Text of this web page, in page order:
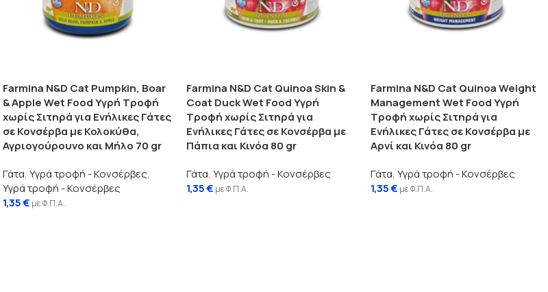
Farmina N&D Cat Pumpkin, Boar
& Apple Wet Food Υγρή Τροφή
χωρίς Σιτηρά για Ενήλικες Γάτες
σε Κονσέρβα με Κολοκύθα,
Αγριογούρουνο και Μήλο 70 gr
Γάτα, Υγρά τροφή - Κονσέρβες,
Υγρά τροφή - Κονσέρβες
1,35€ με Φ.Π.Α.
Farmina N&D Cat Quinoa Skin &
Coat Duck Wet Food Υγρή
Τροφή χωρίς Σιτηρά για
Ενήλικες Γάτες σε Κονσέρβα με
Πάπια και Κινόα 80 gr
Γάτα, Υγρά τροφή - Κονσέρβες
1,35€ με Φ.Π.Α.
Farmina N&D Cat Quinoa Weight
Management Wet Food Υγρή
Τροφή χωρίς Σιτηρά για
Ενήλικες Γάτες σε Κονσέρβα με
Αρνί και Κινόα 80 gr
Γάτα, Υγρά τροφή - Κονσέρβες
1,35€ με Φ.Π.Α.